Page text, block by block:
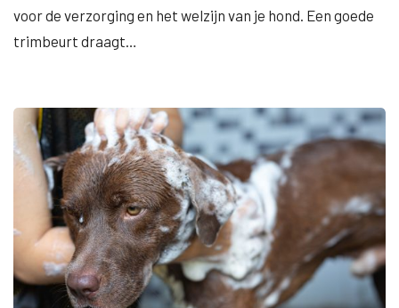
voor de verzorging en het welzijn van je hond. Een goede
trimbeurt draagt…